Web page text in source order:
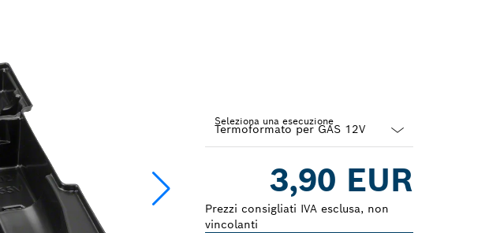
Seleziona una esecuzione
3,90 EUR
Prezzi consigliati IVA esclusa, non
vincolanti